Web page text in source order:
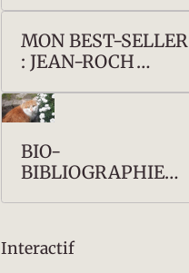
MON BEST-SELLER
: JEAN-ROCH
CAPITAINE DE
NAPOLEON Ier
BIO-
BIBLIOGRAPHIE
Interactif